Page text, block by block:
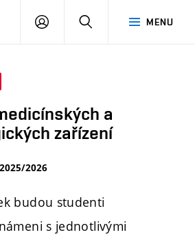
MENU
PŘIHLÁSIT
a
zařízení
2026
budou studenti
s jednotlivými